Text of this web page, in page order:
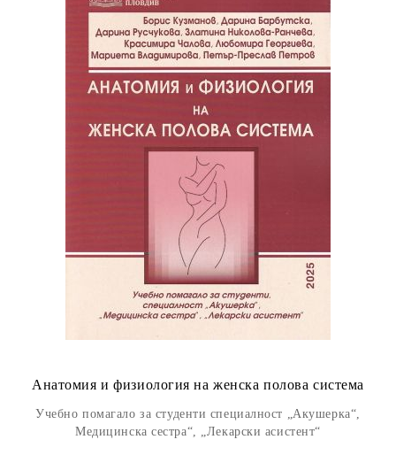
Анатомия и физиология на женска полова система
Учебно помагало за студенти специалност „Акушерка“,
Медицинска сестра“, „Лекарски асистент“